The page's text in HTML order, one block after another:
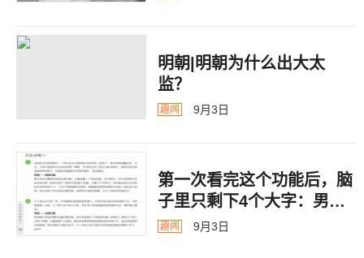
明朝|明朝为什么出大太
监？ ​​​
趣闻 9月3日
第一次看完这个功能后，脑
子里只剩下4个大字：男德
银行
趣闻 9月3日